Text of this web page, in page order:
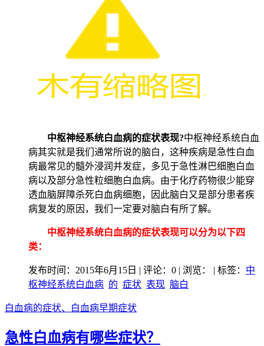
中枢神经系统白血病的症状表现?中枢神经系统白血
病其实就是我们通常所说的脑白，这种疾病是急性白血
病最常见的髓外浸润并发症，多见于急性淋巴细胞白血
病以及部分急性粒细胞白血病。由于化疗药物很少能穿
透血脑屏障杀死白血病细胞，因此脑白又是部分患者疾
病复发的原因，我们一定要对脑白有所了解。
中枢神经系统白血病的症状表现可以分为以下四
类：
发布时间：2015年6月15日 | 评论：0 | 浏览： | 标签： 中
枢神经系统白血病 的 症状 表现 脑白
白血病的症状、白血病早期症状
急性白血病有哪些症状？